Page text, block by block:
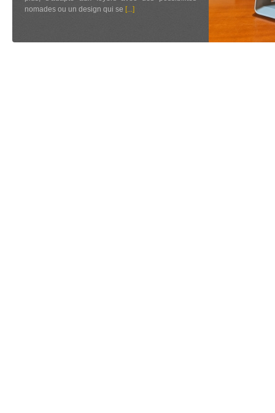
nomades ou un design qui se [...]